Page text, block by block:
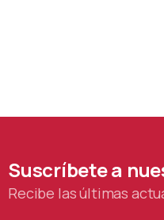
Suscríbetea
Recibe las últimas